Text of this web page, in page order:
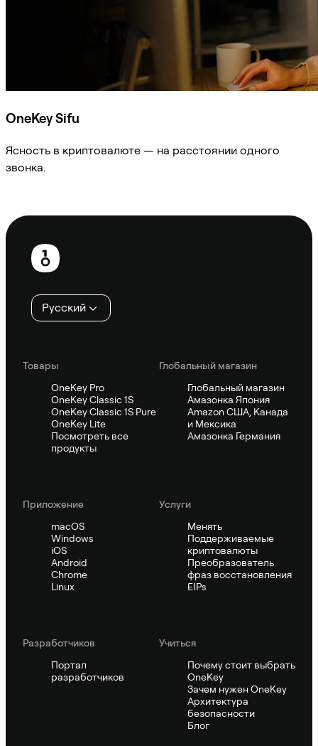
OneKey Sifu
Ясность в криптовалюте — на расстоянии одного
звонка.
Нижний
колонтитул
Русский
Товары
OneKey Pro
OneKey Classic 1S
OneKey Classic 1S Pure
OneKey Lite
Посмотреть все
продукты
Глобальный магазин
Глобальный магазин
Амазонка Япония
Amazon США, Канада
и Мексика
Амазонка Германия
Приложение
macOS
Windows
iOS
Android
Chrome
Linux
Услуги
Менять
Поддерживаемые
криптовалюты
Преобразователь
фраз восстановления
EIPs
Pазработчиков
Портал
разработчиков
Учиться
Почему стоит выбрать
OneKey
Зачем нужен OneKey
Архитектура
безопасности
Блог